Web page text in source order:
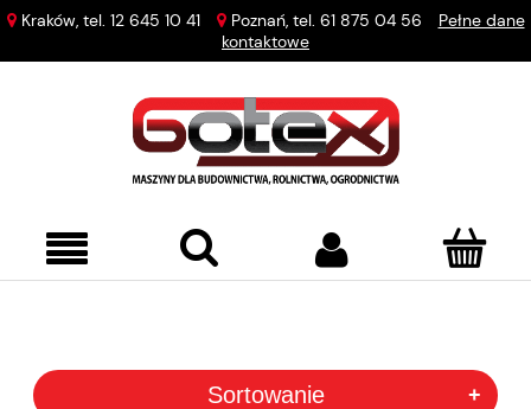
Kraków, tel. 12 645 10 41 Poznań, tel. 61 875 04 56
Pełne dane
kontaktowe
Sortowanie +